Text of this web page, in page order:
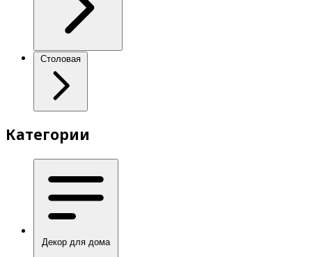
Столовая
Категории
Декор для дома